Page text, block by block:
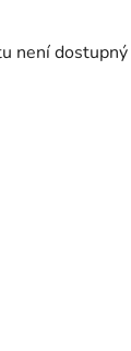
není dostupný